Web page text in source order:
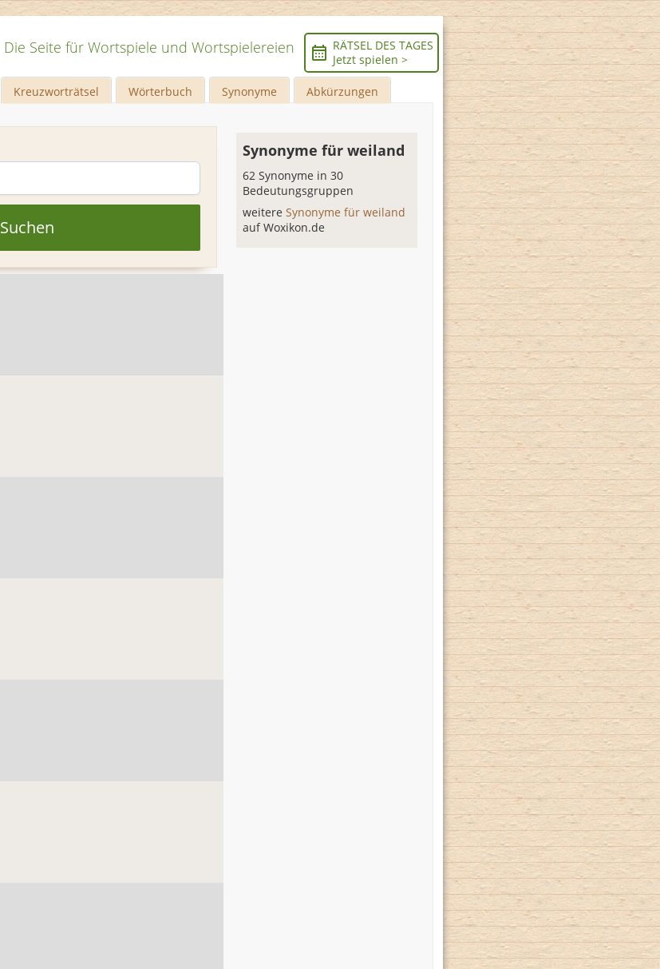
Die Seite für Wortspiele und Wortspielereien
RÄTSEL DES TAGES
Jetzt spielen >
Kreuzworträtsel Wörterbuch Synonyme Abkürzungen
Suchen
Synonyme für weiland
62 Synonyme in 30
Bedeutungsgruppen
weitereSynonyme für weiland
auf Woxikon.de